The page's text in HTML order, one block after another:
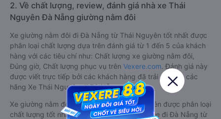
2. Về chất lượng, review, đánh giá nhà xe Thái
Nguyên Đà Nẵng giường nằm đôi
Xe giường nằm đôi đi Đà Nẵng từ Thái Nguyên tốt nhất được
phân loại chất lượng dựa trên đánh giá từ 1 đến 5 của khách
hàng với các tiêu chí như: Chất lượng xe giường nằm đôi,
Đúng giờ, Chất lượng phục vụ trên Vexere.com. Đánh giá này
được viết trực tiếp bởi các khách hàng đã trải nghiệm các
hãng Xe Thái Nguyên đi Đà Nẵng.
Xe giường nằm đôi đi Đà Nẵng từ Thái Nguyên được phân loại
chất lượng tốt nhất là xe Duy Khánh Limousine đi Đà Nẵng từ